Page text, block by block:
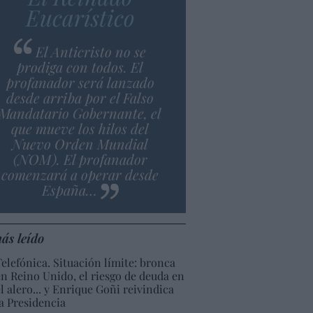
Eucarístico
El Anticristo no se
prodiga con todos. El
profanador será lanzado
desde arriba por el Falso
Gobernante, el
que mueve los hilos del
Nuevo Orden Mundial
(NOM). El profanador
comenzará a operar desde
España…
leído
Situación límite: bronca
Reino Unido, el riesgo de deuda en
alero... y Enrique Goñi reivindica
Presidencia